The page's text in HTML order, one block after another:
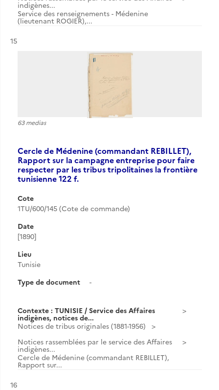
indigènes...
Service des renseignements - Médenine
(lieutenant ROGIER),...
Résultat n°
15
63 medias
Cercle de Médenine (commandant REBILLET),
Rapport sur la campagne entreprise pour faire
respecter par les tribus tripolitaines la frontière
tunisienne 122 f.
Cote
1TU/600/145 (Cote de commande)
Date
[1890]
Lieu
Tunisie
Type de document
-
Contexte : TUNISIE / Service des Affaires
indigènes, notices de...
Notices de tribus originales (1881-1956)
Notices rassemblées par le service des Affaires
indigènes...
Cercle de Médenine (commandant REBILLET),
Rapport sur...
Résultat n°
16